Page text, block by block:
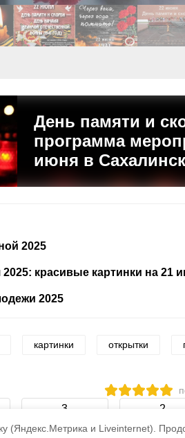
(Яндекс.Метрика и Liveinternet).
День памяти и
программа
июня в
2025
красивые картинки на 21
2025
картинки открытки
3 2